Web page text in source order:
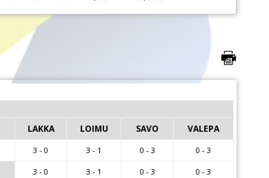
LAKKA LOIMU SAVO VALEPA
3 - 0 3 - 1 0 - 3 0 - 3
3 - 0 3 - 1 0 - 3 0 - 3